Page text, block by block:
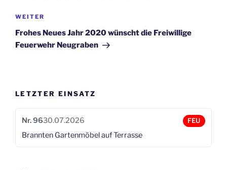
Nächster
Beitrag
WEITER
Frohes Neues Jahr 2020 wünscht die Freiwillige
Feuerwehr Neugraben
LETZTER EINSATZ
Nr. 9630.07.2026 FEU
Brannten Gartenmöbel auf Terrasse